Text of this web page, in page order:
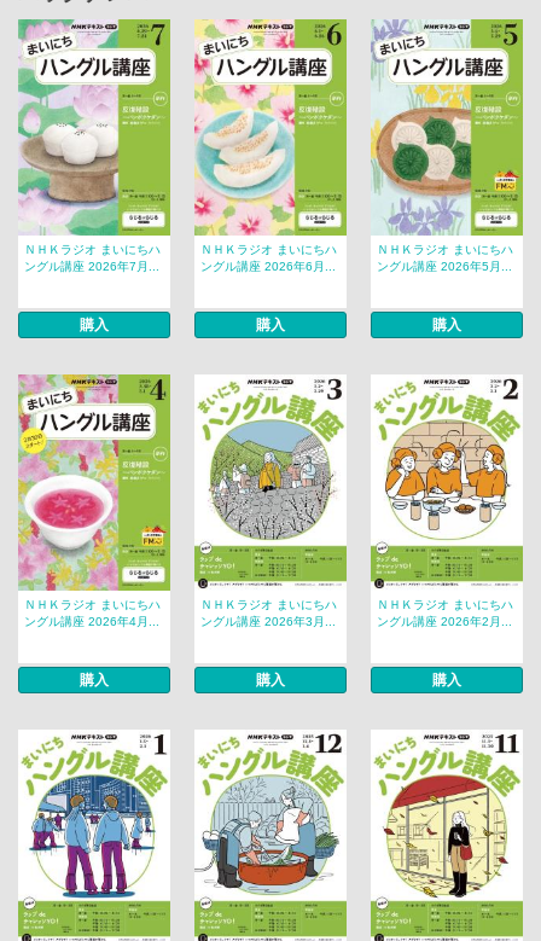
ＮＨＫラジオ まいにちハ
ングル講座 2026年7月...
購入
ＮＨＫラジオ まいにちハ
ングル講座 2026年6月...
購入
ＮＨＫラジオ まいにちハ
ングル講座 2026年5月...
購入
ＮＨＫラジオ まいにちハ
ングル講座 2026年4月...
購入
ＮＨＫラジオ まいにちハ
ングル講座 2026年3月...
購入
ＮＨＫラジオ まいにちハ
ングル講座 2026年2月...
購入